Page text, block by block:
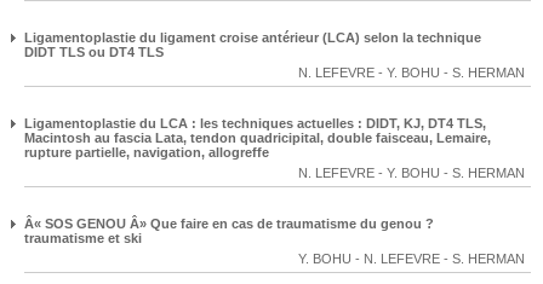
Ligamentoplastie du ligament croise antérieur (LCA) selon la technique
DIDT TLS ou DT4 TLS
N. LEFEVRE - Y. BOHU - S. HERMAN
Ligamentoplastie du LCA : les techniques actuelles : DIDT, KJ, DT4 TLS,
Macintosh au fascia Lata, tendon quadricipital, double faisceau, Lemaire,
rupture partielle, navigation, allogreffe
N. LEFEVRE - Y. BOHU - S. HERMAN
Â« SOS GENOU Â» Que faire en cas de traumatisme du genou ?
traumatisme et ski
Y. BOHU - N. LEFEVRE - S. HERMAN